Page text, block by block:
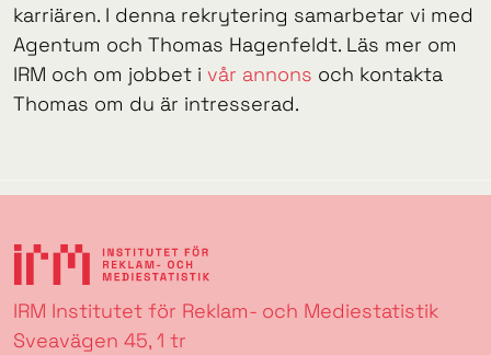
karriären. I denna rekrytering samarbetar vi med
Agentum och Thomas Hagenfeldt. Läs mer om
IRM och om jobbet i vår annons och kontakta
Thomas om du är intresserad.
IRM Institutet för Reklam- och Mediestatistik
Sveavägen 45, 1 tr